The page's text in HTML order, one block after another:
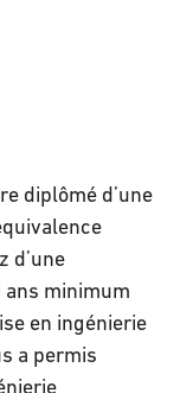
diplômé d’une
d’une
ans minimum
en ingénierie
a permis